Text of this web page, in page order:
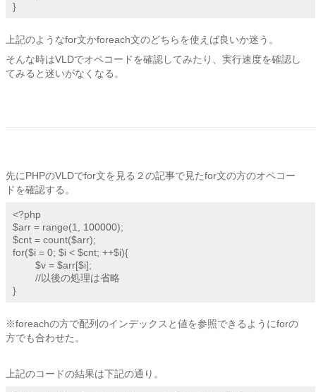
}
上記のようなfor文かforeach文のどちらを使えば良いか迷う。
そんな時はVLDでオペコードを確認してみたり、実行速度を確認し
てみると迷いがなくなる。
先にPHPのVLDでfor文を見る２の記事で見たfor文の方のオペコー
ドを確認する。
<?php
$arr = range(1, 100000);
$cnt = count($arr);
for($i = 0; $i < $cnt; ++$i){
        $v = $arr[$i];
        //以後の処理は省略
}
※foreachの方で配列のインデックスと値を参照できるようにforの
方でも合わせた。
上記のコードの結果は下記の通り。